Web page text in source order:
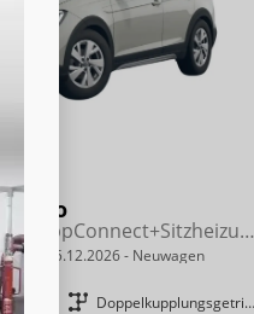
Taigo
Trend 115PS DSG AppConnect+Sitzheizung+PDC+Alu16+LED+DAB+FrontAssist
15.12.2026 Neuwagen
Getriebe
Doppelkupplungsgetriebe (DSG)